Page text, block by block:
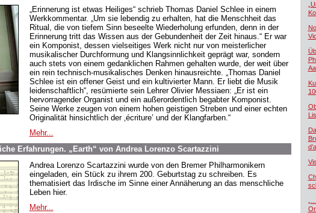
„Erinnerung ist etwas Heiliges“ schrieb Thomas Daniel Schlee in einem
Werkkommentar. „Um sie lebendig zu erhalten, hat die Menschheit das
Ritual, die von tiefem Sinn beseelte Wiederholung erfunden, denn in der
Erinnerung tritt das Wissen aus der Gebundenheit der Zeit hinaus.“ Er war
ein Komponist, dessen vielseitiges Werk nicht nur von meisterlicher
musikalischer Durchformung und Klangsinnlichkeit geprägt war, sondern
auch stets von einem gedanklichen Rahmen gehalten wurde, der weit über
ein rein technisch-musikalisches Denken hinausreichte. „Thomas Daniel
Schlee ist ein offener Geist und ein kultivierter Mann. Er liebt die Musik
leidenschaftlich“, resümierte sein Lehrer Olivier Messiaen: „Er ist ein
hervorragender Organist und ein außerordentlich begabter Komponist.
Seine Werke zeugen von einem hohen geistigen Streben und einer echten
Originalität hinsichtlich der ‚écriture’ und der Klangfarben.“
Mehr...
Erfahrungen. „Earth“ von Andrea Lorenzo Scartazzini
Andrea Lorenzo Scartazzini wurde von den Bremer Philharmonikern
eingeladen, ein Stück zu ihrem 200. Geburtstag zu schreiben. Es
thematisiert das Irdische im Sinne einer Annäherung an das menschliche
Leben hier.
Mehr...